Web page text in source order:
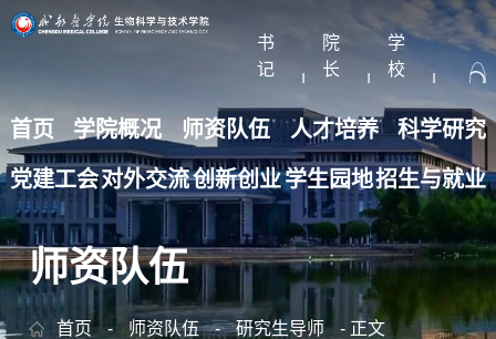
书
记
箱
|
院
长
箱
|
学
校
主
页
|
首页 学院概况 师资队伍 人才培养 科学研究
党建工会对外交流创新创业学生园地招生与就业
师资队伍
首页 - 师资队伍 - 研究生导师 - 正文